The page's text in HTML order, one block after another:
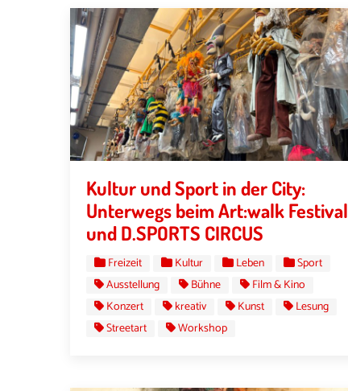
Kultur und Sport in der City:
Unterwegs beim Art:walk Festival
und D.SPORTS CIRCUS
Freizeit Kultur Leben
Sport
Ausstellung
Bühne
Film & Kino
Konzert
kreativ Kunst
Lesung
Streetart
Workshop